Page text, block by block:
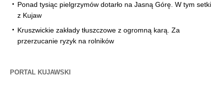
Ponad tysiąc pielgrzymów dotarło na Jasną Górę. W tym setki
z Kujaw
Kruszwickie zakłady tłuszczowe z ogromną karą. Za
przerzucanie ryzyk na rolników
PORTAL KUJAWSKI